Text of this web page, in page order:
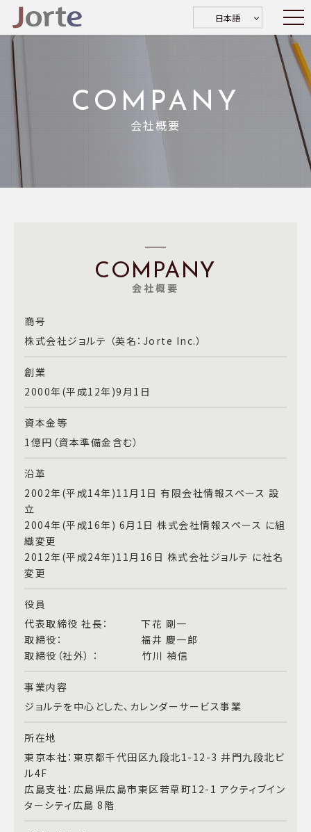
日本語
COMPANY
会社概要
COMPANY
会社概要
商号
株式会社ジョルテ （英名：Jorte Inc.）
創業
2000年(平成12年)9月1日
資本金等
1億円（資本準備金含む）
沿革
2002年(平成14年)11月1日 有限会社情報スペース 設
立
2004年(平成16年) 6月1日 株式会社情報スペース に組
織変更
2012年(平成24年)11月16日 株式会社ジョルテ に社名
変更
役員
代表取締役 社長： 下花 剛一
取締役： 福井 慶一郎
取締役（社外） ： 竹川 禎信
事業内容
ジョルテを中心とした、カレンダーサービス事業
所在地
東京本社：東京都千代田区九段北1-12-3 井門九段北ビ
ル4F
広島支社：広島県広島市東区若草町12-1 アクティブイン
ターシティ広島 8階